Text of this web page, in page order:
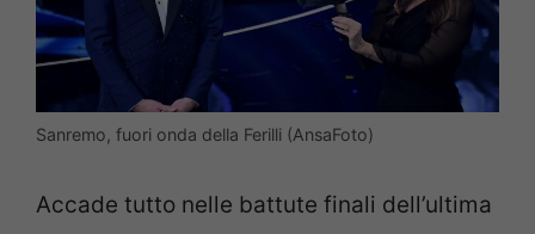
Sanremo, fuori onda della Ferilli (AnsaFoto)
Accade tutto nelle battute finali dell’ultima